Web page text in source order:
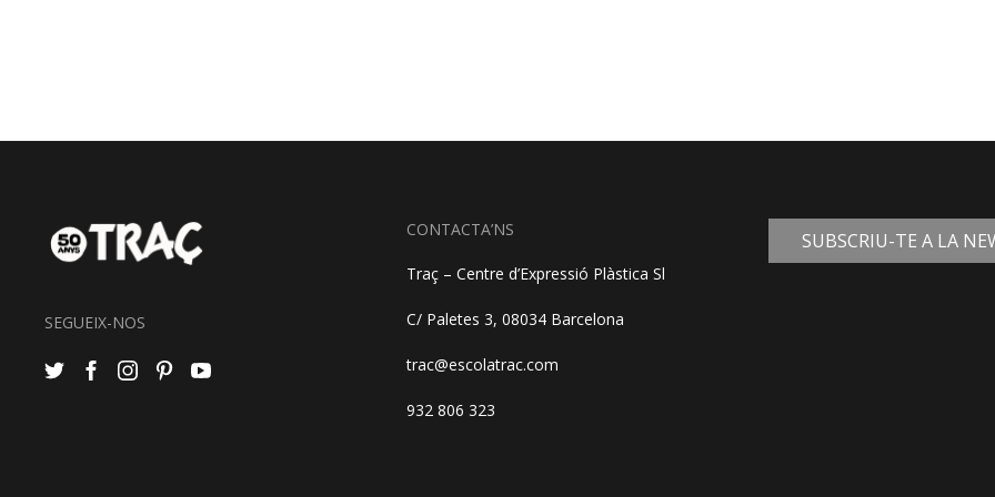
SEGUEIX-NOS
CONTACTA’NS
Traç – Centre d’Expressió Plàstica Sl
C/ Paletes 3, 08034 Barcelona
trac@escolatrac.com
932 806 323
SUBSCRIU-TE A LA